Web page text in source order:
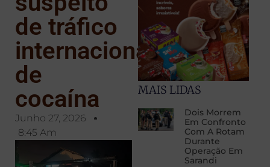
de tráfico
internacional
de
cocaína
Junho 27, 2026
8:45 Am
MAIS LIDAS
Dois Morrem
Em Confronto
Com A Rotam
Durante
Operação Em
Sarandi